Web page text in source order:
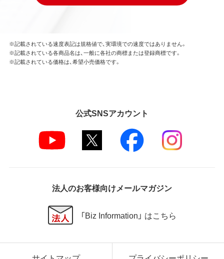
※記載されている速度表記は規格値で、実環境での速度ではありません。
※記載されている各商品名は、一般に各社の商標または登録商標です。
※記載されている価格は、希望小売価格です。
公式SNSアカウント
法人のお客様向けメールマガジン
「Biz Information」 はこちら